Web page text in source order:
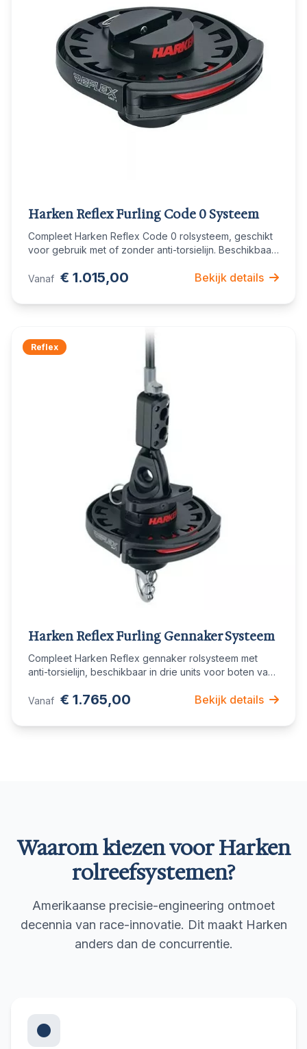
Harken Reflex Furling Code 0 Systeem
Compleet Harken Reflex Code 0 rolsysteem, geschikt
voor gebruik met of zonder anti-torsielijn. Beschikbaar
Vanaf € 1.015,00 Bekijk details
Reflex
Harken Reflex Furling Gennaker Systeem
Compleet Harken Reflex gennaker rolsysteem met
anti-torsielijn, beschikbaar in drie units voor boten van
Vanaf € 1.765,00 Bekijk details
Waarom kiezen voor Harken
rolreefsystemen?
Amerikaanse precisie-engineering ontmoet
decennia van race-innovatie. Dit maakt Harken
anders dan de concurrentie.